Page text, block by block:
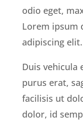
odio eget,
Lorem ipsum
adipiscing
Duis vehicula
purus erat,
facilisis ut
dolor, id